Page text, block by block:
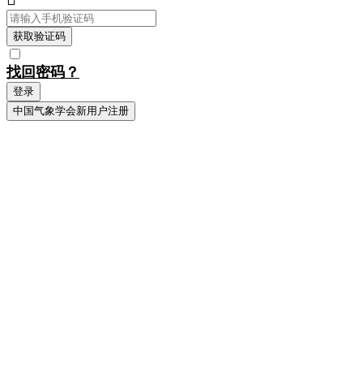
获取验证码
找回密码？
登录
中国气象学会新用户注册